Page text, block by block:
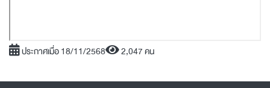
ประกาศเมื่อ 18/11/2568 2,047 คน